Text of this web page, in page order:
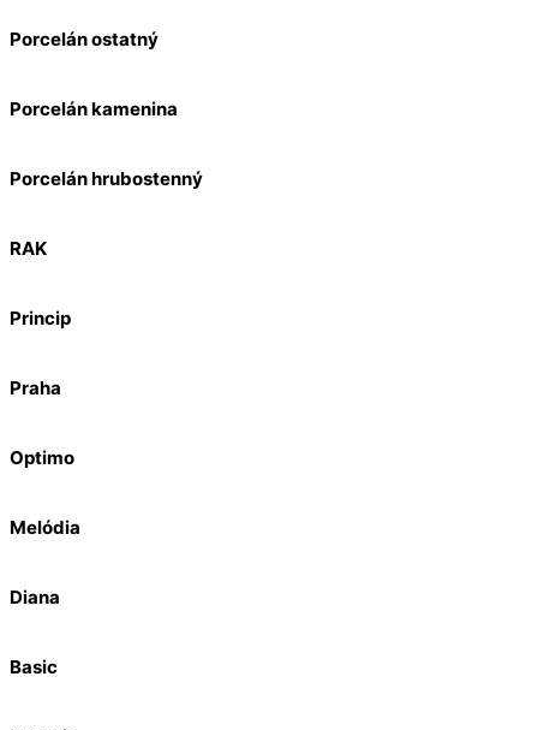
Porcelán ostatný
Porcelán kamenina
Porcelán hrubostenný
RAK
Princip
Praha
Optimo
Melódia
Diana
Basic